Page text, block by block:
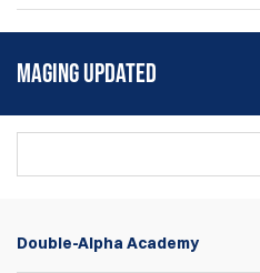
MAGING UPDATED
Double-Alpha Academy